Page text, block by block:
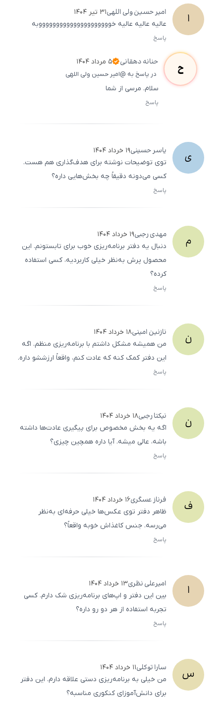
ا امیر حسینولی اللهی۳۱ تیر ۱۴۰۴
عالیه عالیه عالیه خوووووووووووووووووووووبه
پاسخ
ح حنانهدهقانی ۵ مرداد ۱۴۰۴
در پاسخ به @امیر حسین ولی اللهی
سلام. مرسی از شما
پاسخ
ی یاسرحسینی۱۹ خرداد ۱۴۰۴
توی توضیحات نوشته برای هدف‌گذاری هم هست.
کسی می‌دونه دقیقاً چه بخش‌هایی داره؟
پاسخ
م مهدیرجبی۱۹ خرداد ۱۴۰۴
دنبال یه دفتر برنامه‌ریزی خوب برای تابستونم. این
محصول پرش به‌نظر خیلی کاربردیه، کسی استفاده
کرده؟
پاسخ
ن نازنینامینی۱۸ خرداد ۱۴۰۴
من همیشه مشکل داشتم با برنامه‌ریزی منظم. اگه
این دفتر کمک کنه که عادت کنم، واقعاً ارزششو داره.
پاسخ
ن نیکتارجبی۱۸ خرداد ۱۴۰۴
اگه یه بخش مخصوص برای پیگیری عادت‌ها داشته
باشه، عالی میشه. آیا داره همچین چیزی؟
پاسخ
ف فرنازعسگری۱۶ خرداد ۱۴۰۴
ظاهر دفتر توی عکس‌ها خیلی حرفه‌ای به‌نظر
می‌رسه. جنس کاغذاش خوبه واقعاً؟
پاسخ
ا امیرعلینظری۱۳ خرداد ۱۴۰۴
بین این دفتر و اپ‌های برنامه‌ریزی شک دارم. کسی
تجربه استفاده از هر دو رو داره؟
پاسخ
س ساراتوکلی۱۱ خرداد ۱۴۰۴
من خیلی به برنامه‌ریزی دستی علاقه دارم. این دفتر
برای دانش‌آموزای کنکوری مناسبه؟